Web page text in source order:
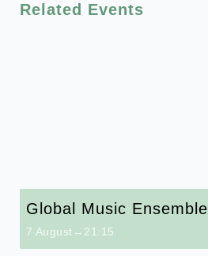
Related Events
Global Music Ensemble
7 August→21:15